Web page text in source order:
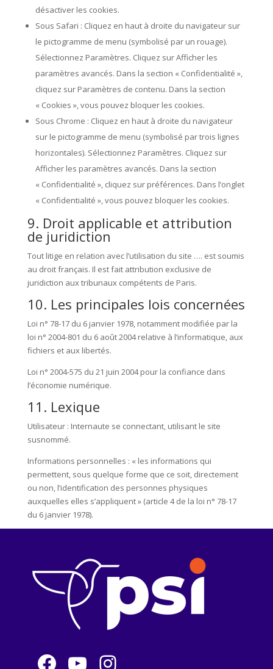
désactiver les cookies.
Sous Safari : Cliquez en haut à droite du navigateur sur
le pictogramme de menu (symbolisé par un rouage).
Sélectionnez Paramètres. Cliquez sur Afficher les
paramètres avancés. Dans la section « Confidentialité »,
cliquez sur Paramètres de contenu. Dans la section
« Cookies », vous pouvez bloquer les cookies.
Sous Chrome : Cliquez en haut à droite du navigateur
sur le pictogramme de menu (symbolisé par trois lignes
horizontales). Sélectionnez Paramètres. Cliquez sur
Afficher les paramètres avancés. Dans la section
« Confidentialité », cliquez sur préférences. Dans l’onglet
« Confidentialité », vous pouvez bloquer les cookies.
9. Droit applicable et attribution
de juridiction
Tout litige en relation avec l’utilisation du site …. est soumis
au droit français. Il est fait attribution exclusive de
juridiction aux tribunaux compétents de Paris.
10. Les principales lois concernées
Loi n° 78-17 du 6 janvier 1978, notamment modifiée par la
loi n° 2004-801 du 6 août 2004 relative à l’informatique, aux
fichiers et aux libertés.
Loi n° 2004-575 du 21 juin 2004 pour la confiance dans
l’économie numérique.
11. Lexique
Utilisateur : Internaute se connectant, utilisant le site
susnommé.
Informations personnelles : « les informations qui
permettent, sous quelque forme que ce soit, directement
ou non, l’identification des personnes physiques
auxquelles elles s’appliquent » (article 4 de la loi n° 78-17
du 6 janvier 1978).
Facebook YouTube Instagram